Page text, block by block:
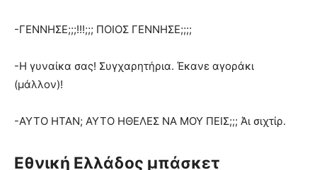
-ΓΕΝΝΗΣΕ;;;!!!;;; ΠΟΙΟΣ ΓΕΝΝΗΣΕ;;;;
-Η γυναίκα σας! Συγχαρητήρια. Έκανε αγοράκι
(μάλλον)!
-ΑΥΤΟ ΗΤΑΝ; ΑΥΤΟ ΗΘΕΛΕΣ ΝΑ ΜΟΥ ΠΕΙΣ;;; Άι σιχτίρ.
Εθνική Ελλάδος μπάσκετ